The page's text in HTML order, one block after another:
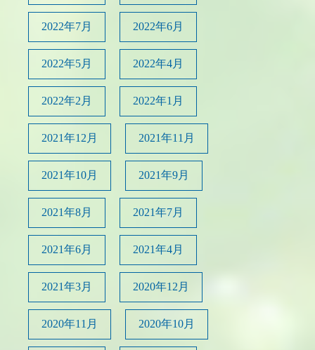
2022年7月 2022年6月
2022年5月 2022年4月
2022年2月 2022年1月
2021年12月 2021年11月
2021年10月 2021年9月
2021年8月 2021年7月
2021年6月 2021年4月
2021年3月 2020年12月
2020年11月 2020年10月